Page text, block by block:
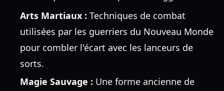
Arts Martiaux : Techniques de combat
utilisées par les guerriers du Nouveau Monde
pour combler l'écart avec les lanceurs de
sorts.
Magie Sauvage : Une forme ancienne de